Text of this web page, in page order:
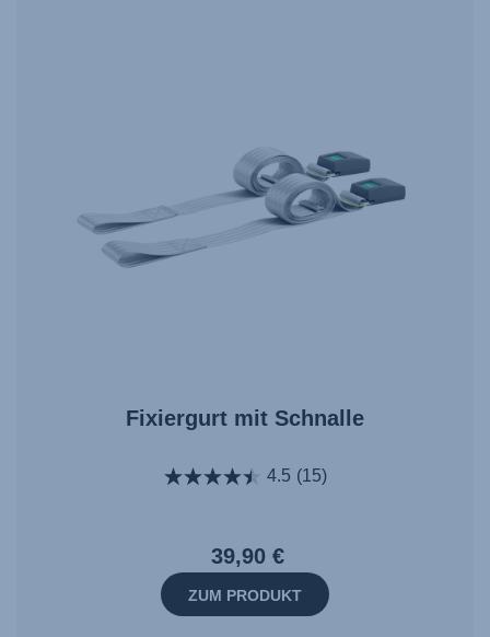
Fixiergurt mit Schnalle
4.5 (15)
39,90 €
ZUM PRODUKT